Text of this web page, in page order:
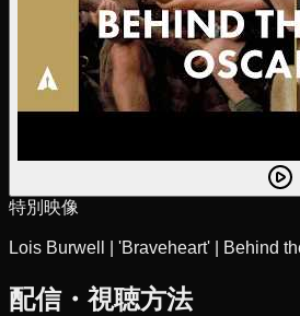
特別映像
Lois Burwell | 'Braveheart' | Behind
配信・視聴方法